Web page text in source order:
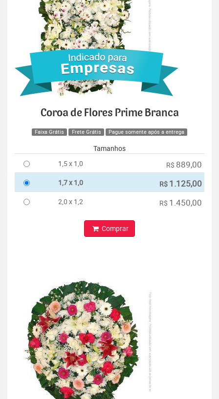
Coroa de Flores Prime Branca
Faixa Grátis Frete Grátis Pague somente após a entrega
Tamanhos
1,5 x 1,0
R$ 889,00
1,7 x 1,0 R$ 1.125,00
2,0 x 1,2 R$ 1.450,00
Comprar